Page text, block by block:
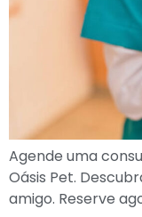
Agende uma
Oásis Pet.
amigo. Reserve